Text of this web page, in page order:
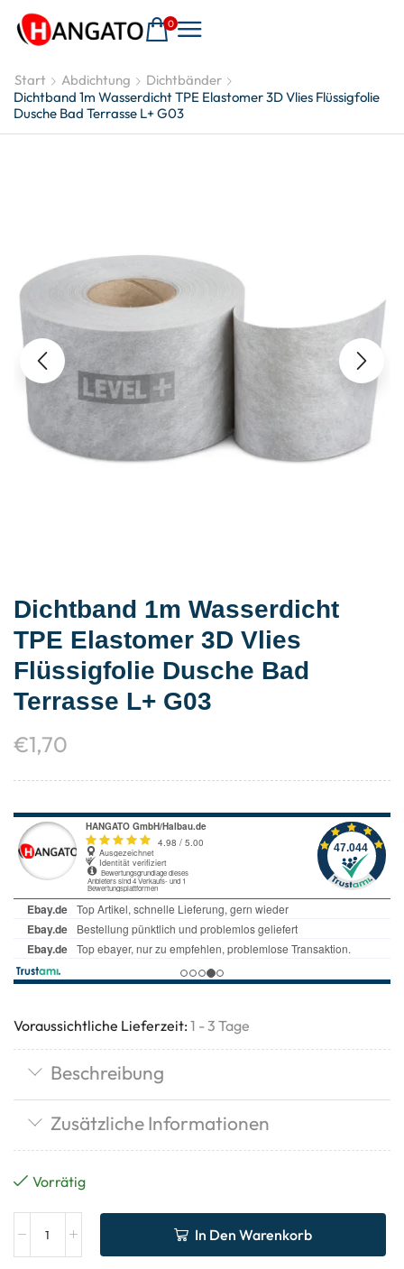
0
Start Abdichtung
Dichtbänder
Dichtband 1m Wasserdicht TPE Elastomer 3D Vlies Flüssigfolie
Dusche Bad Terrasse L+ G03
Dichtband 1m Wasserdicht
TPE Elastomer 3D Vlies
Flüssigfolie Dusche Bad
Terrasse L+ G03
€1,70
Voraussichtliche Lieferzeit: 1 - 3 Tage
Beschreibung
Zusätzliche Informationen
Vorrätig
In Den Warenkorb